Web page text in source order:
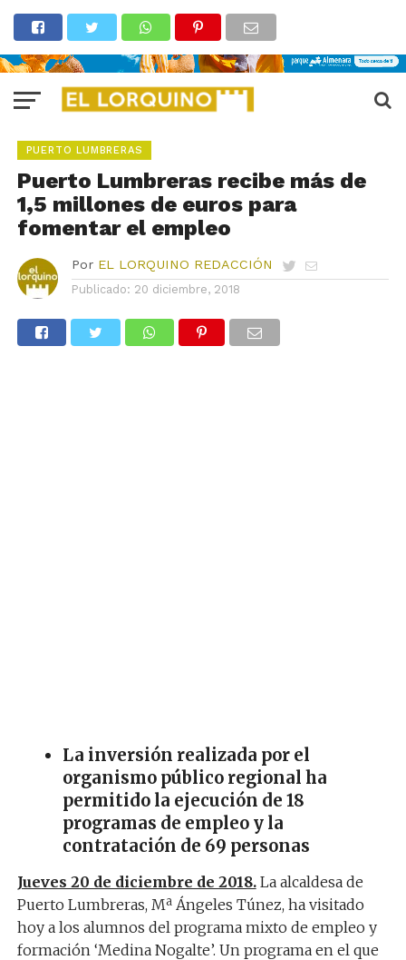
PUERTO LUMBRERAS
Puerto Lumbreras recibe más de
1,5 millones de euros para
fomentar el empleo
Por EL LORQUINO REDACCIÓN
Publicado: 20 diciembre, 2018
La inversión realizada por el
organismo público regional ha
permitido la ejecución de 18
programas de empleo y la
contratación de 69 personas
Jueves 20 de diciembre de 2018.La alcaldesa de
Puerto Lumbreras, Mª Ángeles Túnez, ha visitado
hoy a los alumnos del programa mixto de empleo y
formación ‘Medina Nogalte’. Un programa en el que